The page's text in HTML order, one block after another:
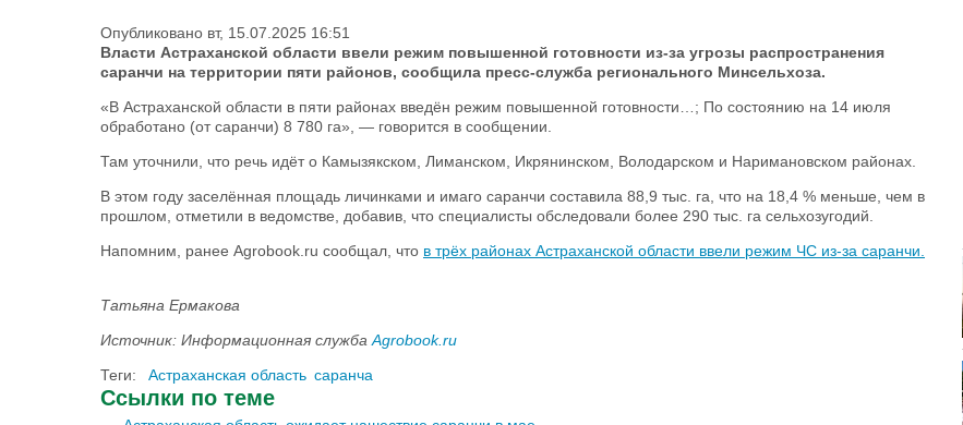
Опубликовано вт, 15.07.2025 16:51
Власти Астраханской области ввели режим повышенной готовности из-за угрозы распространения
саранчи на территории пяти районов, сообщила пресс-служба регионального Минсельхоза.
«В Астраханской области в пяти районах введён режим повышенной готовности…; По состоянию на 14 июля
обработано (от саранчи) 8 780 га», — говорится в сообщении.
Там уточнили, что речь идёт о Камызякском, Лиманском, Икрянинском, Володарском и Наримановском районах.
В этом году заселённая площадь личинками и имаго саранчи составила 88,9 тыс. га, что на 18,4 % меньше, чем в
прошлом, отметили в ведомстве, добавив, что специалисты обследовали более 290 тыс. га сельхозугодий.
Напомним, ранее Agrobook.ru сообщал, что в трёх районах Астраханской области ввели режим ЧС из-за саранчи.
Татьяна Ермакова
Источник: Информационная служба Agrobook.ru
Теги:
Астраханская область саранча
Ссылки по теме